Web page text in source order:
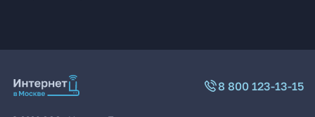
8 800 123-13-15